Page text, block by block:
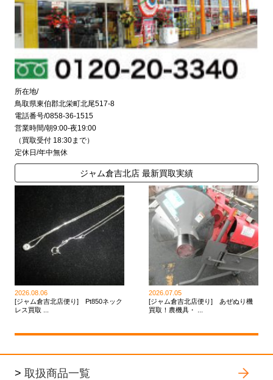
所在地/
鳥取県東伯郡北栄町北尾517-8
電話番号/0858-36-1515
営業時間/朝9:00-夜19:00
（買取受付 18:30まで）
定休日/年中無休
ジャム倉吉北店 最新買取実績
2026.08.06
[ジャム倉吉北店便り] Pt850ネック
レス買取 ...
2026.07.05
[ジャム倉吉北店便り] あぜぬり機
買取！農機具・ ...
> 取扱商品一覧